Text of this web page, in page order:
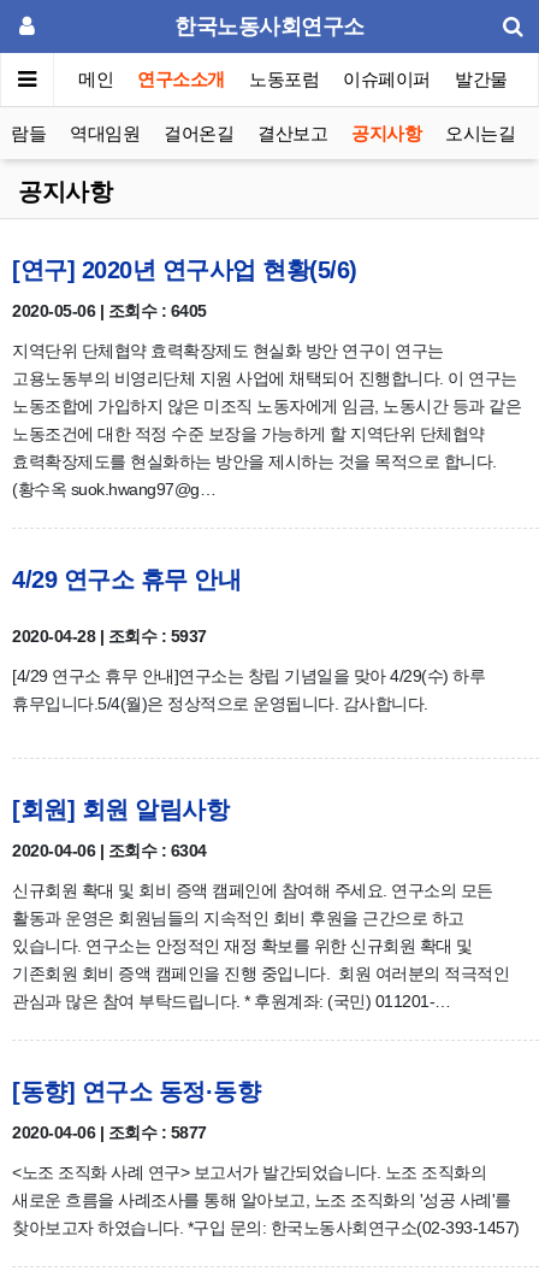
한국노동사회연구소
메인 연구소소개 노동포럼 이슈페이퍼 발간물
람들 역대임원 걸어온길 결산보고 공지사항 오시는길
공지사항
[연구] 2020년 연구사업 현황(5/6)
2020-05-06 | 조회수 : 6405
지역단위 단체협약 효력확장제도 현실화 방안 연구이 연구는
고용노동부의 비영리단체 지원 사업에 채택되어 진행합니다. 이 연구는
노동조합에 가입하지 않은 미조직 노동자에게 임금, 노동시간 등과 같은
노동조건에 대한 적정 수준 보장을 가능하게 할 지역단위 단체협약
효력확장제도를 현실화하는 방안을 제시하는 것을 목적으로 합니다.
(황수옥 suok.hwang97@g…
4/29 연구소 휴무 안내
2020-04-28 | 조회수 : 5937
[4/29 연구소 휴무 안내]연구소는 창립 기념일을 맞아 4/29(수) 하루
휴무입니다.5/4(월)은 정상적으로 운영됩니다. 감사합니다.
[회원] 회원 알림사항
2020-04-06 | 조회수 : 6304
신규회원 확대 및 회비 증액 캠페인에 참여해 주세요. 연구소의 모든
활동과 운영은 회원님들의 지속적인 회비 후원을 근간으로 하고
있습니다. 연구소는 안정적인 재정 확보를 위한 신규회원 확대 및
기존회원 회비 증액 캠페인을 진행 중입니다. 회원 여러분의 적극적인
관심과 많은 참여 부탁드립니다. * 후원계좌: (국민) 011201-…
[동향] 연구소 동정·동향
2020-04-06 | 조회수 : 5877
<노조 조직화 사례 연구> 보고서가 발간되었습니다. 노조 조직화의
새로운 흐름을 사례조사를 통해 알아보고, 노조 조직화의 '성공 사례'를
찾아보고자 하였습니다. *구입 문의: 한국노동사회연구소(02-393-1457)